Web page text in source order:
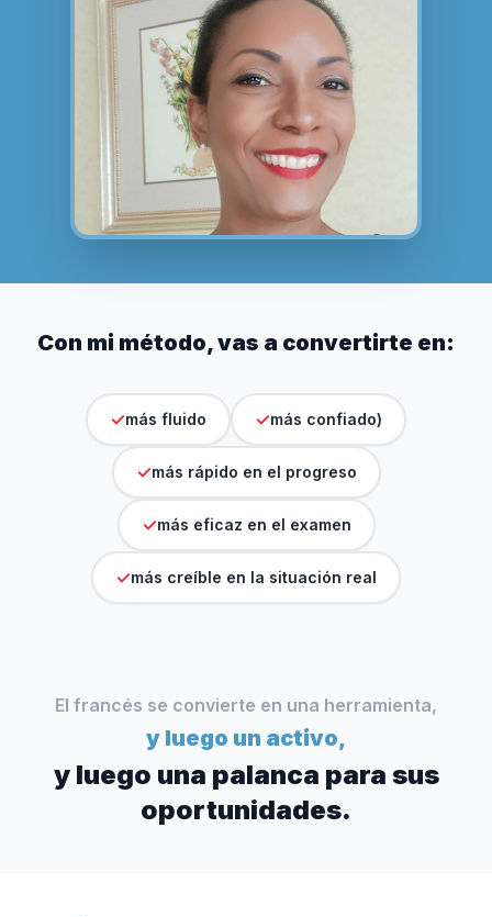
Con mi método, vas a convertirte en:
✓más fluido ✓más confiado)
✓más rápido en el progreso
✓más eficaz en el examen
✓más creíble en la situación real
El francés se convierte en una herramienta,
y luego un activo,
y luego una palanca para sus
oportunidades.